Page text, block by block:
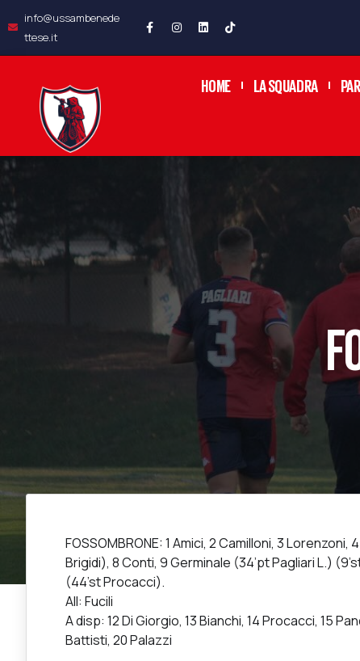
info@ussambenede
ttese.it
HOME LA SQUADRA
FOSSOMBRONE: 1 Amici, 2 Camilloni, 3
Brigidi), 8 Conti, 9 Germinale (34’pt Pagliari L.)
(44’st Procacci).
All: Fucili
A disp: 12 Di Giorgio, 13 Bianchi, 14 Procacci, 15
Battisti, 20 Palazzi